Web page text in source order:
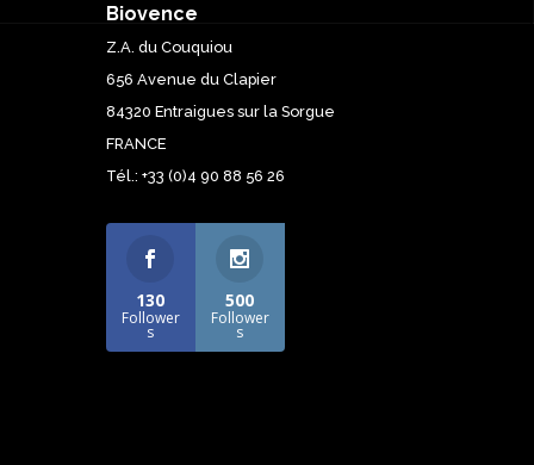
Biovence
Z.A. du Couquiou
656 Avenue du Clapier
84320 Entraigues sur la Sorgue
FRANCE
Tél.: +33 (0)4 90 88 56 26
130
Follower
s
500
Follower
s